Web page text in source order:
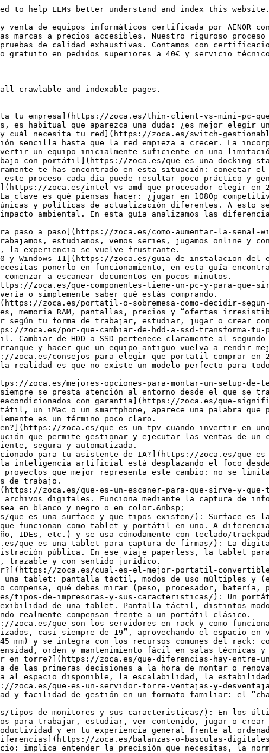
- [Mejores opciones para montar un setup de teletrabajo](https://zoca.es/mejores-opciones-para-montar-un-setup-de-teletrabajo/): El teletrabajo ya forma parte de la rutina de muchas empresas y profesionales. Sin embargo, no siempre se presta atención al entorno desde el que se trabaja.
- [¿Qué significa refurbished? Guía completa para comprar reacondicionados con garantía](https://zoca.es/que-significa-refurbished-guia-completa-para-comprar-reacondicionados-con-garantia/): Cada vez que buscas un portátil, un iMac o un smartphone, aparece una palabra que puede generar dudas: refurbished. Para algunos suena a “usado”, para otros a “reparado” y para muchos simplemente es un término poco claro.
- [¿Qué es un TPV, cuándo invertir en uno y qué tipos existen?](https://zoca.es/que-es-un-tpv-cuando-invertir-en-uno-y-que-tipos-existen/): TPV significa Terminal Punto de Venta (del inglés Point of Sale o POS). Es una solución que permite gestionar y ejecutar las ventas de un comercio o negocio, integrando tanto hardware como software para cubrir las operaciones de venta de forma eficiente, segura y automatizada.
- [¿Qué es OpenClaw y por qué necesitas un mini PC reacondicionado para tu asistente de IA?](https://zoca.es/que-es-openclaw-y-por-que-necesitas-un-mini-pc-reacondicionado-para-tu-asistente-de-ia/): La evolución de la inteligencia artificial está desplazando el foco desde los asistentes conversacionales hacia sistemas capaces de ejecutar acciones reales. OpenClaw es uno de los proyectos que mejor representa este cambio: no se limita a responder preguntas, sino que actúa directamente sobre tu sistema, tus aplicaciones y tus flujos de trabajo.
- [¿Qué es un escáner, para qué sirve y qué tipos existen?](https://zoca.es/que-es-un-escaner-para-que-sirve-y-que-tipos-existen/): Un escáner es un dispositivo que convierte documentos, imágenes u otros elementos físicos en archivos digitales. Funciona mediante la captura de información con luz, analizando el contenido punto por punto para generar una imagen digital fiel al original, ya sea en blanco y negro o en color.&nbsp;
- [¿Qué es una Surface y qué tipos existen?](https://zoca.es/que-es-una-surface-y-que-tipos-existen/): Surface es la gama de dispositivos de Microsoft que integra hardware propio y Windows 11 para ofrecer equipos táctiles que funcionan como tablet y portátil en uno. A diferencia de una tablet Android o un iPad, una Surface ejecuta aplicaciones x86/x64 (Office completo, apps de diseño, IDEs, etc.) y se usa cómodamente con teclado/trackpad y ratón, además del tacto y el lápiz.
- [¿Qué es una tablet para captura de firmas?](https://zoca.es/que-es-una-tablet-para-captura-de-firmas/): La digitalización ya no es un proyecto “para más adelante”: es el estándar operativo en banca, notarías, retail y administración pública. En ese viaje paperless, la tablet para firmar documentos resuelve un punto crítico: convertir la firma manuscrita del cliente en un dato fiable, trazable y con sentido jurídico.
- [¿Cuál es el mejor portátil convertible que puedes comprar?](https://zoca.es/cual-es-el-mejor-portatil-convertible-que-puedes-comprar/): Un portátil convertible 2 en 1 combina un portátil tradicional con la flexibilidad de una tablet: pantalla táctil, modos de uso múltiples y (en muchos casos) lápiz digital. Si dudas entre un portátil “clásico” o un convertible, aquí desgranamos cuándo compensa, qué debes mirar (peso, procesador, batería, pantalla y lápiz) y qué modelos destacan hoy.
- [Tipos de impresoras y sus características](https://zoca.es/tipos-de-impresoras-y-sus-caracteristicas/): Un portátil convertible 2 en 1 combina lo mejor de dos mundos: la productividad de un portátil tradicional y la flexibilidad de una tablet. Pantalla táctil, distintos modos de uso y, en muchos casos, compatibilidad con lápiz digital. La pregunta no es si son “mejores”, sino cuándo realmente compensan frente a un portátil clásico.
- [¿Qué son los servidores en Rack y cómo funcionan?](https://zoca.es/que-son-los-servidores-en-rack-y-como-funcionan/): Los servidores en rack (o rack servers) son equipos creados para instalarse dentro de armarios estandarizados, casi siempre de 19”, aprovechando el espacio en vertical como si fuera una estantería tecnológica. Cada chasis ocupa una o varias unidades de altura (1U = 44,45 mm) y se integra con los recursos comunes del rack: corriente eléctrica, refrigeración y cableado estructurado. Su objetivo es simple y estratégico: máxima densidad, orden y mantenimiento fácil en salas técnicas y centros de datos.
- [¿Qué diferencias hay entre un servidor rack y un servidor en torre?](https://zoca.es/que-diferencias-hay-entre-un-servidor-rack-y-un-servidor-en-torre/): Elegir entre un servidor rack y un servidor en formato torre es una de las prim